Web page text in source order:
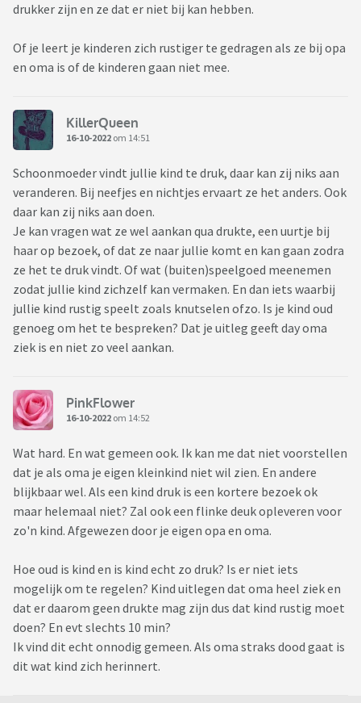
drukker zijn en ze dat er niet bij kan hebben.
Of je leert je kinderen zich rustiger te gedragen als ze bij opa
en oma is of de kinderen gaan niet mee.
KillerQueen
16-10-2022 om 14:51
Schoonmoeder vindt jullie kind te druk, daar kan zij niks aan
veranderen. Bij neefjes en nichtjes ervaart ze het anders. Ook
daar kan zij niks aan doen.
Je kan vragen wat ze wel aankan qua drukte, een uurtje bij
haar op bezoek, of dat ze naar jullie komt en kan gaan zodra
ze het te druk vindt. Of wat (buiten)speelgoed meenemen
zodat jullie kind zichzelf kan vermaken. En dan iets waarbij
jullie kind rustig speelt zoals knutselen ofzo. Is je kind oud
genoeg om het te bespreken? Dat je uitleg geeft day oma
ziek is en niet zo veel aankan.
PinkFlower
16-10-2022 om 14:52
Wat hard. En wat gemeen ook. Ik kan me dat niet voorstellen
dat je als oma je eigen kleinkind niet wil zien. En andere
blijkbaar wel. Als een kind druk is een kortere bezoek ok
maar helemaal niet? Zal ook een flinke deuk opleveren voor
zo'n kind. Afgewezen door je eigen opa en oma.
Hoe oud is kind en is kind echt zo druk? Is er niet iets
mogelijk om te regelen? Kind uitlegen dat oma heel ziek en
dat er daarom geen drukte mag zijn dus dat kind rustig moet
doen? En evt slechts 10 min?
Ik vind dit echt onnodig gemeen. Als oma straks dood gaat is
dit wat kind zich herinnert.